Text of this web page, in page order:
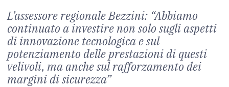
L’assessore regionale Bezzini: “Abbiamo
continuato a investire non solo sugli aspetti
di innovazione tecnologica e sul
potenziamento delle prestazioni di questi
velivoli, ma anche sul rafforzamento dei
margini di sicurezza”